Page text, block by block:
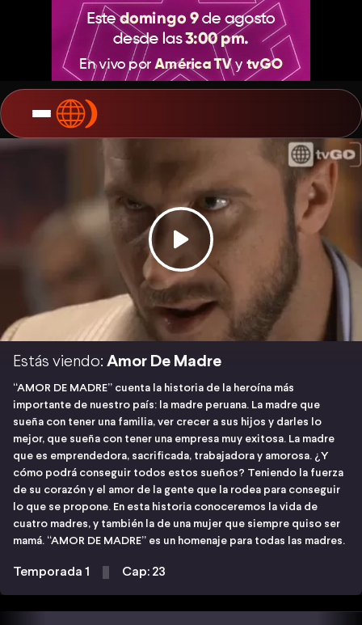
Estás viendo: Amor De Madre
“AMOR DE MADRE” cuenta la historia de la heroína más
importante de nuestro país: la madre peruana. La madre que
sueña con tener una familia, ver crecer a sus hijos y darles lo
mejor, que sueña con tener una empresa muy exitosa. La madre
que es emprendedora, sacrificada, trabajadora y amorosa. ¿Y
cómo podrá conseguir todos estos sueños? Teniendo la fuerza
de su corazón y el amor de la gente que la rodea para conseguir
lo que se propone. En esta historia conoceremos la vida de
cuatro madres, y también la de una mujer que siempre quiso ser
mamá. “AMOR DE MADRE” es un homenaje para todas las madres.
Temporada 1 Cap: 23